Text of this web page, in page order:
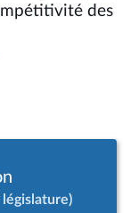
des
législature)